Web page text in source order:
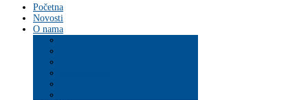
Početna
Novosti
O nama